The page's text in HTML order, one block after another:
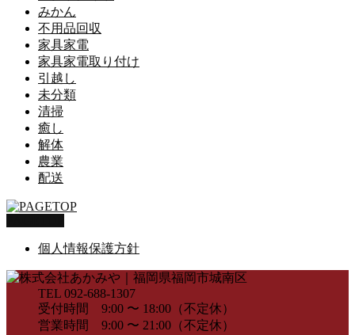
みかん
不用品回収
家具家電
家具家電取り付け
引越し
未分類
清掃
癒し
解体
農業
配送
個人情報保護方針
TEL 092-688-1307
受付時間 9:00 〜 18:00（不定休）
営業時間 9:00 〜 21:00（不定休）